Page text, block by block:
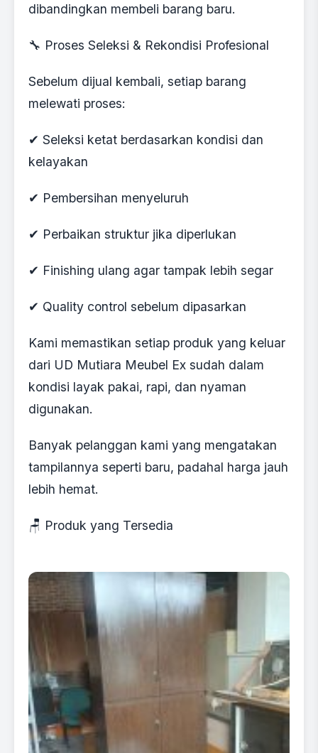
dibandingkan membeli barang baru.
🔧 Proses Seleksi & Rekondisi Profesional
Sebelum dijual kembali, setiap barang
melewati proses:
✔ Seleksi ketat berdasarkan kondisi dan
kelayakan
✔ Pembersihan menyeluruh
✔ Perbaikan struktur jika diperlukan
✔ Finishing ulang agar tampak lebih segar
✔ Quality control sebelum dipasarkan
Kami memastikan setiap produk yang keluar
dari UD Mutiara Meubel Ex sudah dalam
kondisi layak pakai, rapi, dan nyaman
digunakan.
Banyak pelanggan kami yang mengatakan
tampilannya seperti baru, padahal harga jauh
lebih hemat.
🪑 Produk yang Tersedia